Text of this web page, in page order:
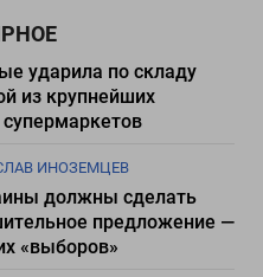
ударила по складу
из крупнейших
супермаркетов
ИНОЗЕМЦЕВ
должны сделать
предложение —
«выборов»